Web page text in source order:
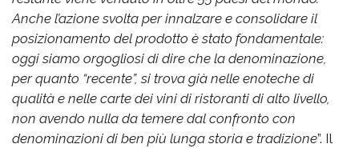
Anche l’azione svolta per innalzare e consolidare il
posizionamento del prodotto è stato fondamentale:
oggi siamo orgogliosi di dire che la denominazione,
per quanto “recente”, si trova già nelle enoteche di
qualità e nelle carte dei vini di ristoranti di alto livello,
non avendo nulla da temere dal confronto con
denominazioni di ben più lunga storia e tradizione”. Il